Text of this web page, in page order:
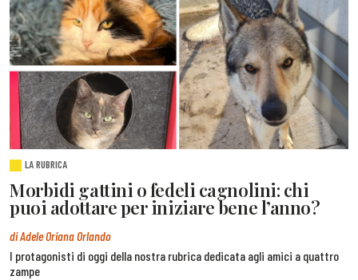
LA RUBRICA
Morbidi gattini o fedeli cagnolini: chi
puoi adottare per iniziare bene l’anno?
di Adele Oriana Orlando
I protagonisti di oggi della nostra rubrica dedicata agli amici a quattro
zampe